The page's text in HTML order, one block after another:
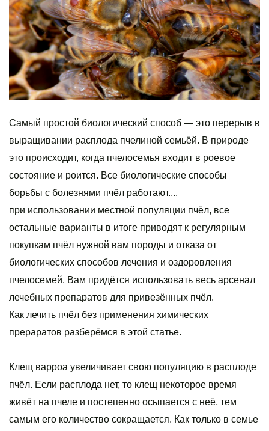
Самый простой биологический способ — это перерыв в
выращивании расплода пчелиной семьёй. В природе
это происходит, когда пчелосемья входит в роевое
состояние и роится. Все биологические способы
борьбы с болезнями пчёл работают....
при использовании местной популяции пчёл, все
остальные варианты в итоге приводят к регулярным
покупкам пчёл нужной вам породы и отказа от
биологических способов лечения и оздоровления
пчелосемей. Вам придётся использовать весь арсенал
лечебных препаратов для привезённых пчёл.
Как лечить пчёл без применения химических
прераратов разберёмся в этой статье.
Клещ варроа увеличивает свою популяцию в расплоде
пчёл. Если расплода нет, то клещ некоторое время
живёт на пчеле и постепенно осыпается с неё, тем
самым его количество сокращается. Как только в семье